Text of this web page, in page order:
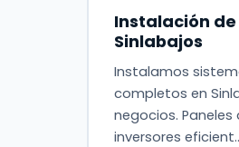
Instalación
Sinlabajos
Instalamos
completos en
negocios.
inversores